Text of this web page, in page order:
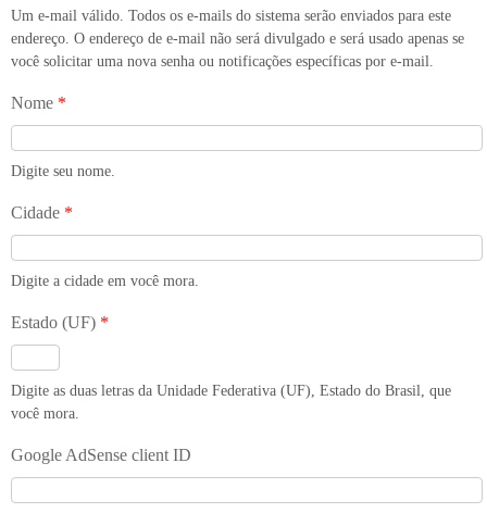
Um e-mail válido. Todos os e-mails do sistema serão enviados para este
endereço. O endereço de e-mail não será divulgado e será usado apenas se
você solicitar uma nova senha ou notificações específicas por e-mail.
Nome *
Digite seu nome.
Cidade *
Digite a cidade em você mora.
Estado (UF) *
Digite as duas letras da Unidade Federativa (UF), Estado do Brasil, que
você mora.
Google AdSense client ID